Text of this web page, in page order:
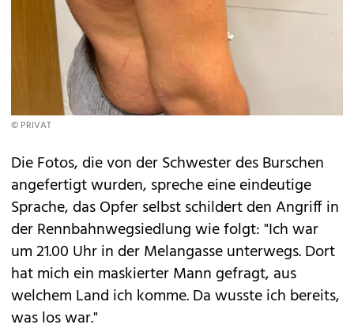
© PRIVAT
Die Fotos, die von der Schwester des Burschen
angefertigt wurden, spreche eine eindeutige
Sprache, das Opfer selbst schildert den Angriff in
der Rennbahnwegsiedlung wie folgt: "Ich war
um 21.00 Uhr in der Melangasse unterwegs. Dort
hat mich ein maskierter Mann gefragt, aus
welchem Land ich komme. Da wusste ich bereits,
was los war."